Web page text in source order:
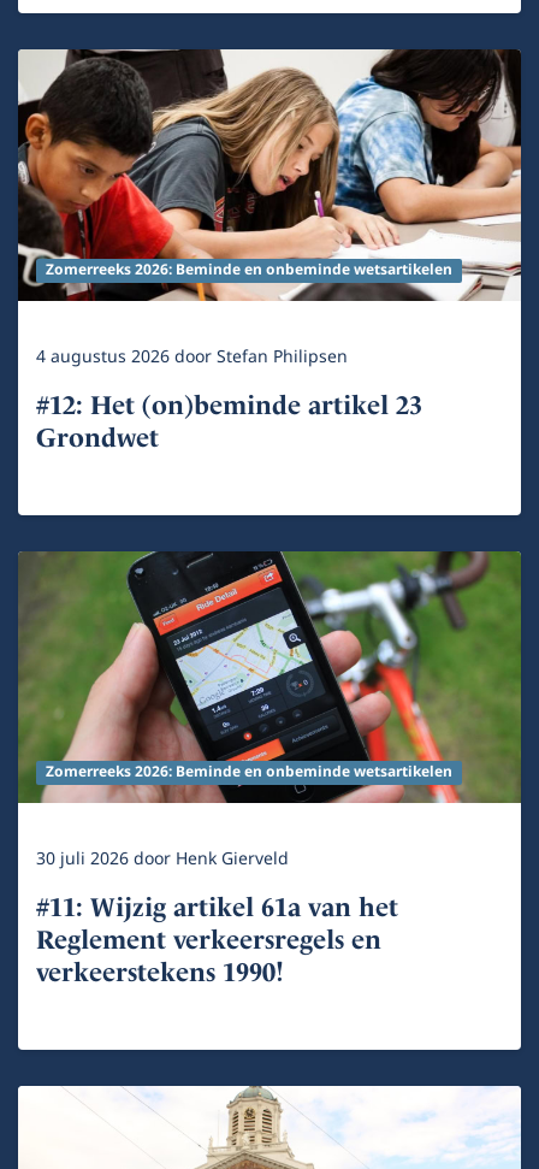
Zomerreeks 2026: Beminde en onbeminde wetsartikelen
4 augustus 2026doorStefan Philipsen
#12: Het (on)beminde artikel 23
Grondwet
Zomerreeks 2026: Beminde en onbeminde wetsartikelen
30 juli 2026door Henk Gierveld
#11: Wijzig artikel 61a van het
Reglement verkeersregels en
verkeerstekens 1990!